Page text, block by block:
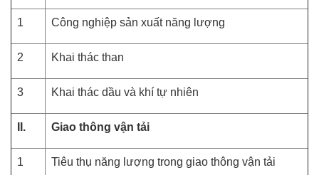
1 Công nghiệp sản xuất năng lượng
2 Khai thác than
3 Khai thác dầu và khí tự nhiên
II. Giao thông vận tải
1 Tiêu thụ năng lượng trong giao thông vận tải